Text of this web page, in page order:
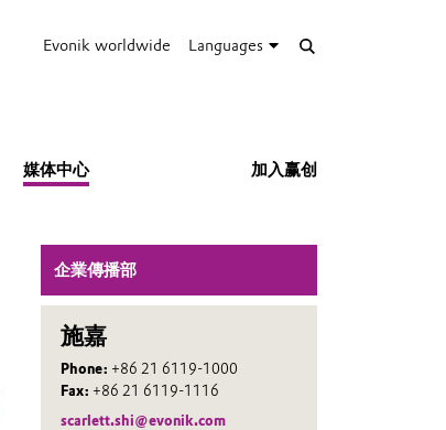
Evonik worldwide Languages
媒体中心 加入赢创
企業傳播部
施嘉
Phone: +86 21 6119-1000
Fax: +86 21 6119-1116
scarlett.shi@evonik.com